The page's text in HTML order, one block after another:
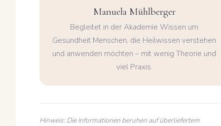
Manuela Mühlberger
Begleitet in der Akademie Wissen um
Gesundheit Menschen, die Heilwissen verstehen
und anwenden möchten – mit wenig Theorie und
viel Praxis.
Hinweis: Die Informationen beruhen auf überliefertem